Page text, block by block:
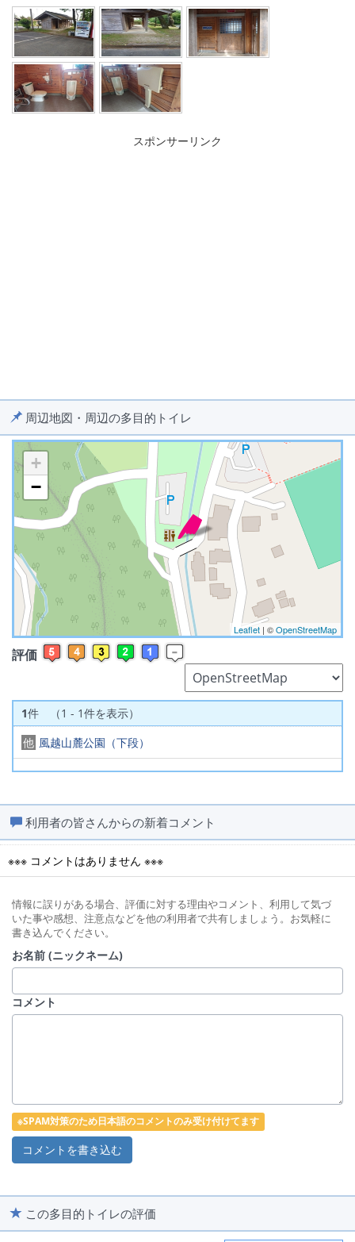
スポンサーリンク
周辺地図・周辺の多目的トイレ
※ マップを検索、表示中です ※
+
−
Leaflet | ©OpenStreetMap
評価
1件 （1 - 1件を表示）
他 風越山麓公園（下段）
利用者の皆さんからの新着コメント
※※※ コメントはありません ※※※
情報に誤りがある場合、評価に対する理由やコメント、利用して気づ
いた事や感想、注意点などを他の利用者で共有しましょう。お気軽に
書き込んでください。
お名前 (ニックネーム)
コメント
※SPAM対策のため日本語のコメントのみ受け付けてます
この多目的トイレの評価